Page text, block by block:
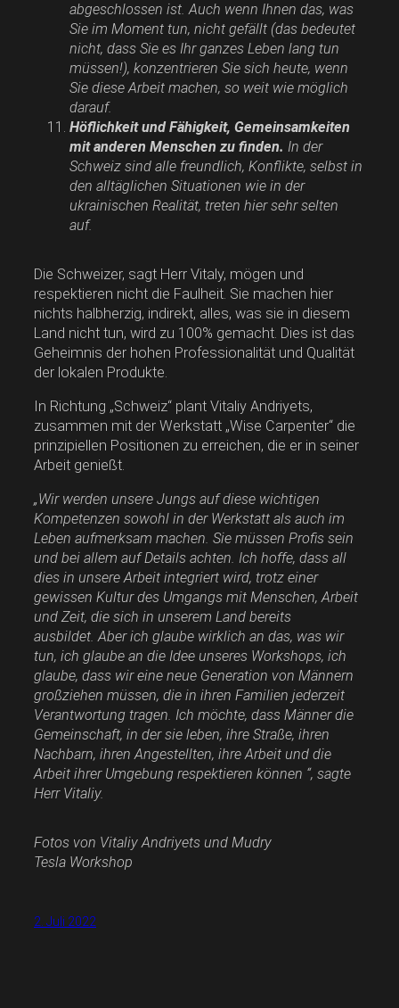
abgeschlossen ist. Auch wenn Ihnen das, was
Sie im Moment tun, nicht gefällt (das bedeutet
nicht, dass Sie es Ihr ganzes Leben lang tun
müssen!), konzentrieren Sie sich heute, wenn
Sie diese Arbeit machen, so weit wie möglich
darauf.
Höflichkeit und Fähigkeit, Gemeinsamkeiten
mit anderen Menschen zu finden. In der
Schweiz sind alle freundlich, Konflikte, selbst in
den alltäglichen Situationen wie in der
ukrainischen Realität, treten hier sehr selten
auf.
Die Schweizer, sagt Herr Vitaly, mögen und
respektieren nicht die Faulheit. Sie machen hier
nichts halbherzig, indirekt, alles, was sie in diesem
Land nicht tun, wird zu 100% gemacht. Dies ist das
Geheimnis der hohen Professionalität und Qualität
der lokalen Produkte.
In Richtung „Schweiz“ plant Vitaliy Andriyets,
zusammen mit der Werkstatt „Wise Carpenter“ die
prinzipiellen Positionen zu erreichen, die er in seiner
Arbeit genießt.
„Wir werden unsere Jungs auf diese wichtigen
Kompetenzen sowohl in der Werkstatt als auch im
Leben aufmerksam machen. Sie müssen Profis sein
und bei allem auf Details achten. Ich hoffe, dass all
dies in unsere Arbeit integriert wird, trotz einer
gewissen Kultur des Umgangs mit Menschen, Arbeit
und Zeit, die sich in unserem Land bereits
ausbildet. Aber ich glaube wirklich an das, was wir
tun, ich glaube an die Idee unseres Workshops, ich
glaube, dass wir eine neue Generation von Männern
großziehen müssen, die in ihren Familien jederzeit
Verantwortung tragen. Ich möchte, dass Männer die
Gemeinschaft, in der sie leben, ihre Straße, ihren
Nachbarn, ihren Angestellten, ihre Arbeit und die
Arbeit ihrer Umgebung respektieren können “, sagte
Herr Vitaliy.
Fotos von Vitaliy Andriyets und Mudry
Tesla Workshop
2. Juli 2022